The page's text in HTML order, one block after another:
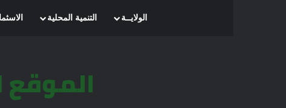
الرئيسيةالولايــة التنمية المحلية